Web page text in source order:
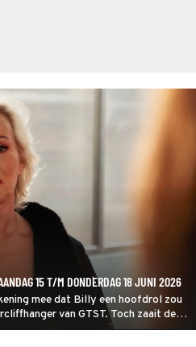
15 T/M DONDERDAG 18 JUNI 2026
mee dat Billy een hoofdrol zou
van GTST. Toch zaait de
tot en met 18 juni ineens twijfel. Billy